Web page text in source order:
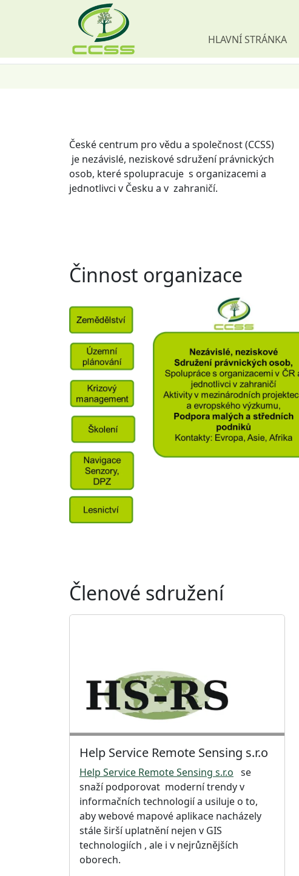
HLAVNÍ STRÁNKA
České centrum pro vědu a společnost (CCSS)
je nezávislé, neziskové sdružení právnických
osob, které spolupracuje s organizacemi a
jednotlivci v Česku a v zahraničí.
Činnost organizace
Členové sdružení
Help Service Remote Sensing s.r.o
Help Service Remote Sensing s.r.o se
snaží podporovat moderní trendy v
informačních technologií a usiluje o to,
aby webové mapové aplikace nacházely
stále širší uplatnění nejen v GIS
technologiích , ale i v nejrůznějších
oborech.